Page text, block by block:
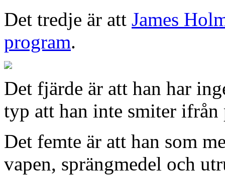
Det tredje är att James
program.
Det fjärde är att han har
typ att han inte smiter ifrån
Det femte är att han som
vapen, sprängmedel och